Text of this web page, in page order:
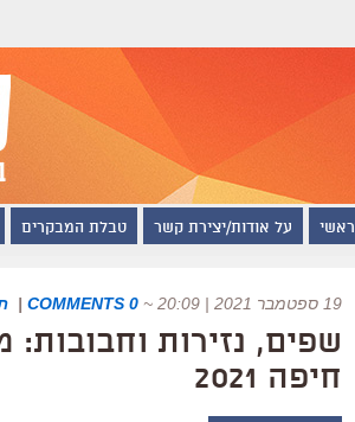
ראשי על אודות/יצירת קשר טבלת המבקרים
19 ספטמבר 2021 | 20:09 ~
0 COMMENTS
|
שפים, נזירות
חיפה 2021